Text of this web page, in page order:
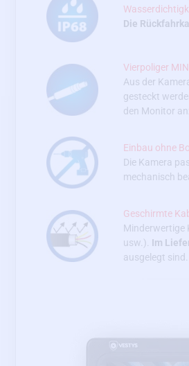
Die
Vierpoliger
Aus der
gesteckt
den Monitor
Einbau ohne
Die Kamera
mechanisch
Geschirmte
Minderwertige
usw.). Im
ausgelegt sind.